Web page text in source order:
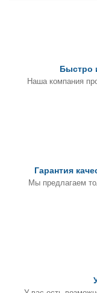
Быстро
Наша компания
Гарантия
Мы предлагаем